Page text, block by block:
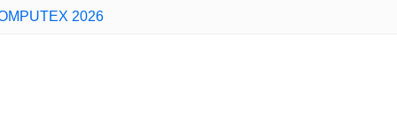
2026